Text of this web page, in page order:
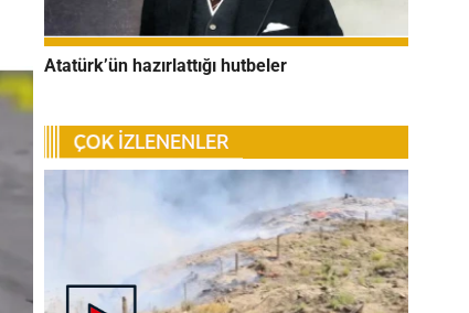
Atatürk’ün hazırlattığı hutbeler